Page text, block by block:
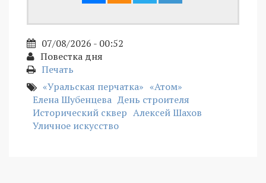
07/08/2026 - 00:52
Повестка дня
Печать
«Уральская перчатка» «Атом»
Елена Шубенцева День строителя
Исторический сквер Алексей Шахов
Уличное искусство